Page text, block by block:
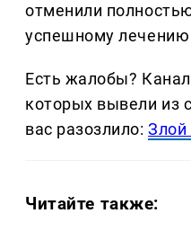
отменили
успешному
Есть жалобы?
которых вывели из
вас разозлило:Злой
Читайте также: